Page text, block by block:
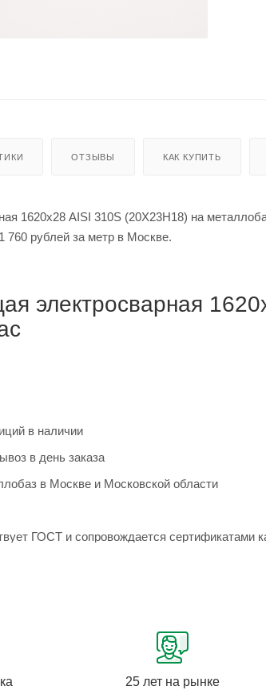
ОТЗЫВЫ КАК КУПИТЬ
1620х28 AISI 310S (20Х23Н18) на
рублей за тонну / от 881 760 рублей за метр в Москве.
электросварная
в наличии
в день заказа
в Москве и Московской области
ГОСТ и сопровождается сертификатами
металлообработка
25 лет на рынке